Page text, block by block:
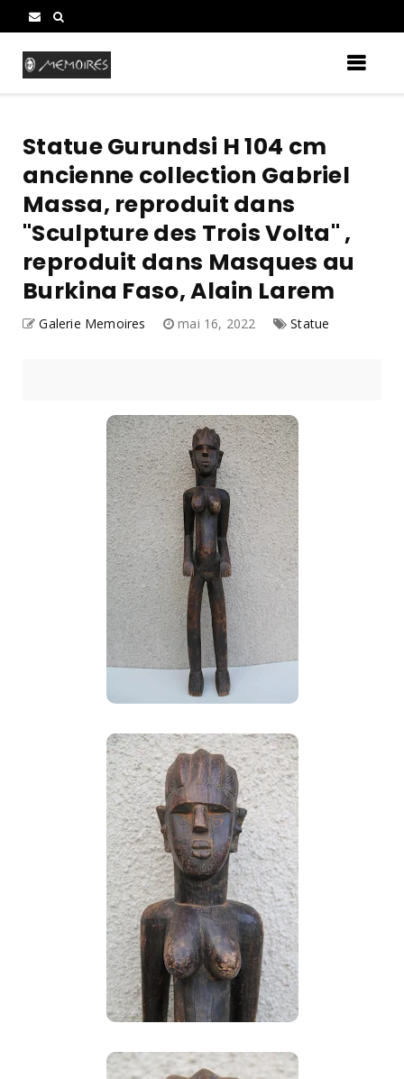
Statue Gurundsi H 104 cm
ancienne collection Gabriel
Massa, reproduit dans
"Sculpture des Trois Volta" ,
reproduit dans Masques au
Burkina Faso, Alain Larem
Galerie Memoires mai 16, 2022 Statue